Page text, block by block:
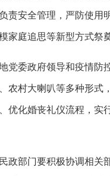
责安全管理，严防使用
家庭追思等新型方式祭
委政府领导和疫情防控
农村大喇叭等多种形式
优化婚丧礼仪流程，实
部门要积极协调相关部